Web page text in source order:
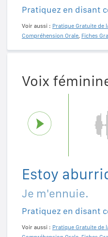
Pratiquez en disant
Voir aussi : Pratique Gratuite de
Compréhension Orale, Fiches
Voix
Estoy
Je m'ennuie.
Pratiquez en disant
Voir aussi : Pratique Gratuite de